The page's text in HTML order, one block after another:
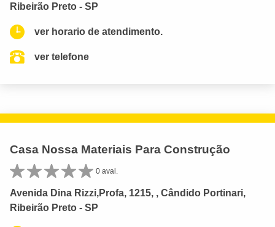
Ribeirão Preto - SP
ver horario de atendimento.
ver telefone
Casa Nossa Materiais Para Construção
0 aval.
Avenida Dina Rizzi,Profa, 1215, , Cândido Portinari,
Ribeirão Preto - SP